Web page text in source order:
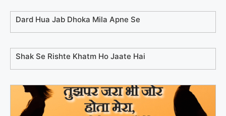
Dard Hua Jab Dhoka Mila Apne Se
Shak Se Rishte Khatm Ho Jaate Hai